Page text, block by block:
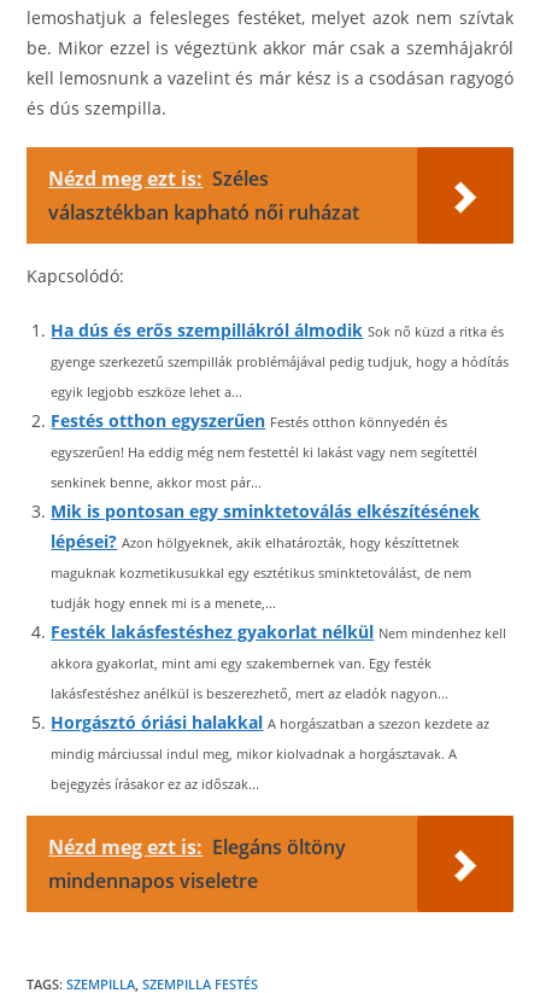
lemoshatjuk a felesleges festéket, melyet azok nem szívtak
be. Mikor ezzel is végeztünk akkor már csak a szemhájakról
kell lemosnunk a vazelint és már kész is a csodásan ragyogó
és dús szempilla.
Nézd meg ezt is: Széles
választékban kapható női ruházat
Kapcsolódó:
Ha dús és erős szempillákról álmodik Sok nő küzd a ritka és
gyenge szerkezetű szempillák problémájával pedig tudjuk, hogy a hódítás
egyik legjobb eszköze lehet a...
Festés otthon egyszerűen Festés otthon könnyedén és
egyszerűen! Ha eddig még nem festettél ki lakást vagy nem segítettél
senkinek benne, akkor most pár...
Mik is pontosan egy sminktetoválás elkészítésének
lépései? Azon hölgyeknek, akik elhatározták, hogy készíttetnek
maguknak kozmetikusukkal egy esztétikus sminktetoválást, de nem
tudják hogy ennek mi is a menete,...
Festék lakásfestéshez gyakorlat nélkül Nem mindenhez kell
akkora gyakorlat, mint ami egy szakembernek van. Egy festék
lakásfestéshez anélkül is beszerezhető, mert az eladók nagyon...
Horgásztó óriási halakkal A horgászatban a szezon kezdete az
mindig márciussal indul meg, mikor kiolvadnak a horgásztavak. A
bejegyzés írásakor ez az időszak...
Nézd meg ezt is: Elegáns öltöny
mindennapos viseletre
TAGS:SZEMPILLA, SZEMPILLA FESTÉS